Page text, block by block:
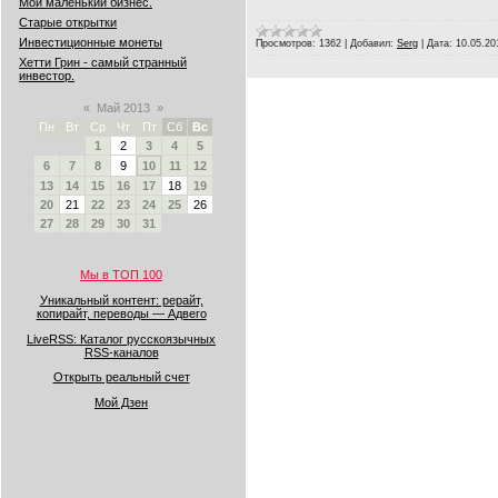
Старые открытки
Инвестиционные монеты
Хетти Грин - самый странный
инвестор.
« Май 2013 »
Пн
Вт Ср Чт Пт Сб
Вс
1
2 3 4
5
6
7 8 9 10 11
12
13
14 15 16 17 18
19
20
21 22 23 24 25
26
27
28 29 30 31
Мы в ТОП 100
Уникальный контент: рерайт,
копирайт, переводы — Адвего
LiveRSS: Каталог русскоязычных
RSS-каналов
Открыть реальный счет
Мой Дзен
Просмотров: 1362 Добавил: Serg Дата: